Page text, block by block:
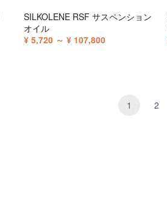
SILKOLENE RSF サスペンション
オイル
¥ 5,720 ～ ¥ 107,800
1 2